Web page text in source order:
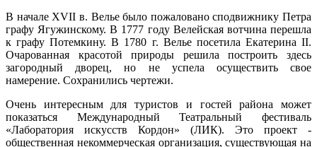
В начале XVII в. Велье было пожаловано сподвижнику Петра
графу Ягужинскому. В 1777 году Велейскаявотчина перешла
к графу Потемкину. В 1780 г. Велье посетила Екатерина II.
Очарованная красотой природы решила построить здесь
загородный дворец, но не успела осуществить свое
намерение. Сохранились чертежи.
Очень интересным для туристов и гостей района может
показаться Международный Театральный фестиваль
«Лаборатория искусств Кордон» (ЛИК). Это проект -
общественная некоммерческая организация, существующая на